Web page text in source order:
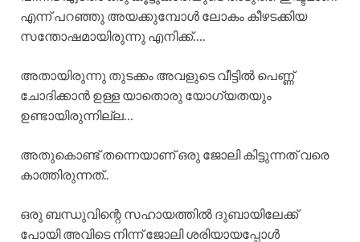
എന്ന് പറഞ്ഞു അയക്കുമ്പോൾ ലോകം കീഴടക്കിയ
സന്തോഷമായിരുന്നു എനിക്ക്….
അതായിരുന്നു തുടക്കം അവളുടെ വീട്ടിൽ പെണ്ണ്
ചോദിക്കാൻ ഉള്ള യാതൊരു യോഗ്യതയും
ഉണ്ടായിരുന്നില്ല…
അതുകൊണ്ട് തന്നെയാണ് ഒരു ജോലി കിട്ടുന്നത് വരെ
കാത്തിരുന്നത്..
ഒരു ബന്ധുവിന്റെ സഹായത്തിൽ ദുബായിലേക്ക്
പോയി അവിടെ നിന്ന് ജോലി ശരിയായപ്പോൾ